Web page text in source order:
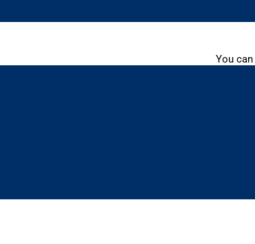
You can